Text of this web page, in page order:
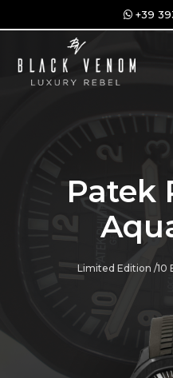
+39
Patek
Limited Edition /10